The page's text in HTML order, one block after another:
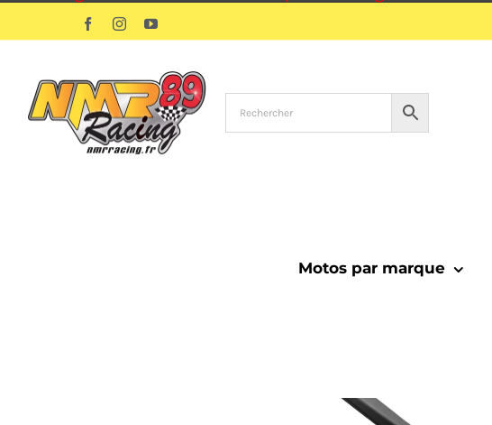
au
FacebookInstagramYouTube
Motos par marque